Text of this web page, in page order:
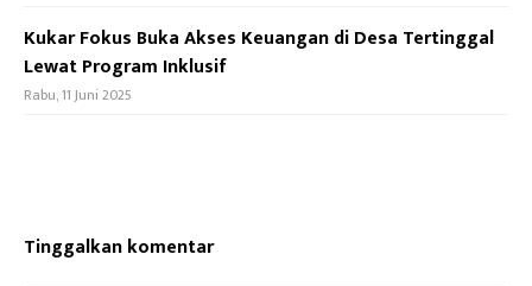
Kukar Fokus Buka Akses Keuangan di Desa Tertinggal
Lewat Program Inklusif
Rabu, 11 Juni 2025
Tinggalkan komentar